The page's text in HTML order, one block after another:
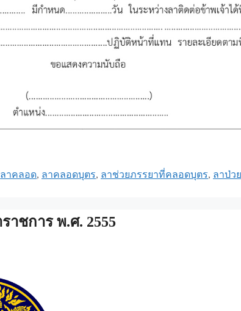
ลาคลอด, ลาคลอดบุตร, ลาช่วยภรรยาที่คลอดบุตร, ลาป่วย
าชการ พ.ศ. 2555